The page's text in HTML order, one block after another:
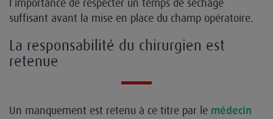
l’importance de respecter un temps de séchage
suffisant avant la mise en place du champ opératoire.
La responsabilité du chirurgien est
retenue
Un manquement est retenu à ce titre par le médecin